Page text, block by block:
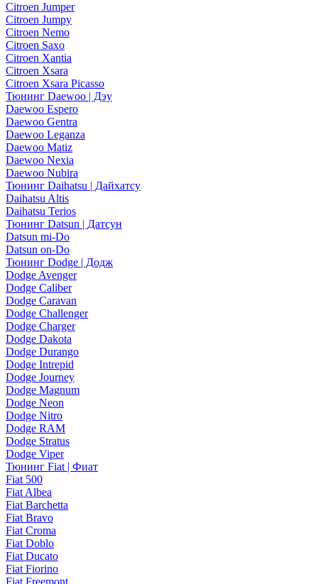
Citroen Jumper
Citroen Jumpy
Citroen Nemo
Citroen Saxo
Citroen Xantia
Citroen Xsara
Citroen Xsara Picasso
Тюнинг Daewoo | Дэу
Daewoo Espero
Daewoo Gentra
Daewoo Leganza
Daewoo Matiz
Daewoo Nexia
Daewoo Nubira
Тюнинг Daihatsu | Дайхатсу
Daihatsu Altis
Daihatsu Terios
Тюнинг Datsun | Датсун
Datsun mi-Do
Datsun on-Do
Тюнинг Dodge | Додж
Dodge Avenger
Dodge Caliber
Dodge Caravan
Dodge Challenger
Dodge Charger
Dodge Dakota
Dodge Durango
Dodge Intrepid
Dodge Journey
Dodge Magnum
Dodge Neon
Dodge Nitro
Dodge RAM
Dodge Stratus
Dodge Viper
Тюнинг Fiat | Фиат
Fiat 500
Fiat Albea
Fiat Barchetta
Fiat Bravo
Fiat Croma
Fiat Doblo
Fiat Ducato
Fiat Fiorino
Fiat Freemont